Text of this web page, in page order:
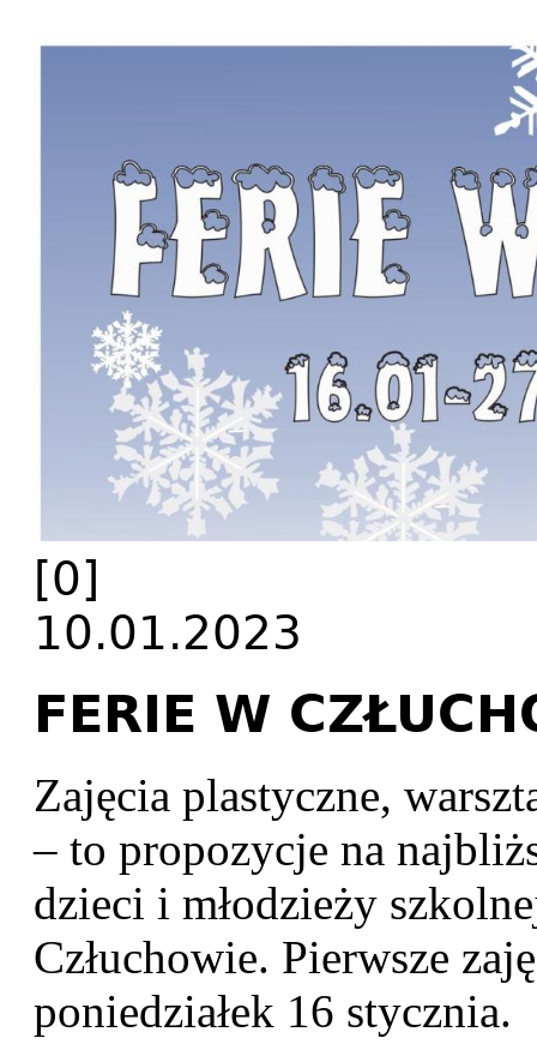
[0]
10.01.2023
FERIE W
Zajęcia plastyczne,
– to propozycje na
dzieci i młodzieży
Człuchowie. Pierwsze
poniedziałek 16 stycznia.